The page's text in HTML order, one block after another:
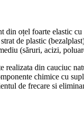
din oțel foarte elastic cu
de plastic
(săruri, acizi,
realizata din cauciuc
chimice cu
de frecare si